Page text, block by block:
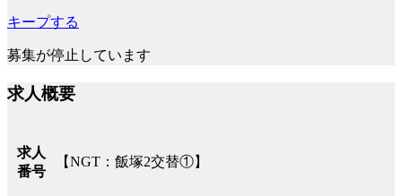
キープする
募集が停止しています
求人概要
求人
番号
【NGT：飯塚2交替①】